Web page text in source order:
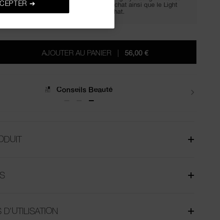
Setting Powder offertes dès 65€ d'achat ainsi que le Light
Reflecting Moisturizier dès 75€ d'achat.
AJOUTER AU PANIER | 56,00 €
Livraisons
➔